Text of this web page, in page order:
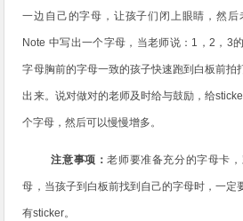
一边自己的字母，让孩子们闭上眼睛，然后
Note 中写出一个字母，当老师说： 1 ， 2 ， 3
字母胸前的字母一致的孩子快速跑到白板前拍
出来。说对做对的老师及时给与鼓励，给
个字母，然后可以慢慢增多。
注意事项：老师要准备充分的字母卡
母，当孩子到白板前找到自己的字母时，一定
有sticker。